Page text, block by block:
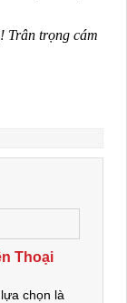
Trân trọng cám
Thoại
chọn là